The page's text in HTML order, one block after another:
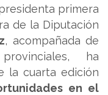
primera
de la Diputación
, acompañada de
ha
la cuarta edición
en el